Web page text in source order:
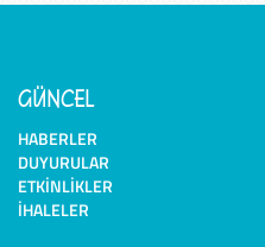
GÜNCEL
HABERLER
DUYURULAR
ETKINLIKLER
İHALELER